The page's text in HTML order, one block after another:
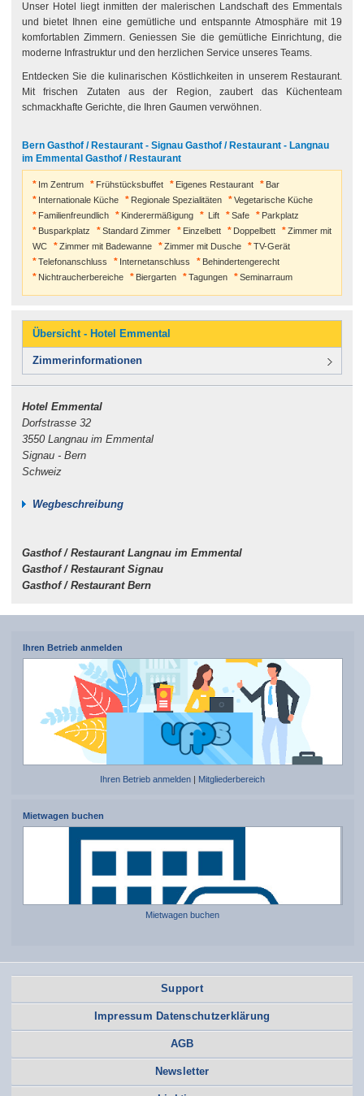
Unser Hotel liegt inmitten der malerischen Landschaft des Emmentals
und bietet Ihnen eine gemütliche und entspannte Atmosphäre mit 19
komfortablen Zimmern. Geniessen Sie die gemütliche Einrichtung, die
moderne Infrastruktur und den herzlichen Service unseres Teams.
Entdecken Sie die kulinarischen Köstlichkeiten in unserem Restaurant.
Mit frischen Zutaten aus der Region, zaubert das Küchenteam
schmackhafte Gerichte, die Ihren Gaumen verwöhnen.
Bern Gasthof / Restaurant - Signau Gasthof / Restaurant - Langnau
im Emmental Gasthof / Restaurant
Im Zentrum Frühstücksbuffet Eigenes Restaurant
Bar
Internationale Küche
Regionale Spezialitäten
Vegetarische Küche
Familienfreundlich
Kinderermäßigung Lift Safe
Parkplatz
Busparkplatz
Standard Zimmer Einzelbett Doppelbett
Zimmer mit
WC
Zimmer mit Badewanne Zimmer mit Dusche
TV-Gerät
Telefonanschluss
Internetanschluss
Behindertengerecht
Nichtraucherbereiche
Biergarten Tagungen Seminarraum
Übersicht - Hotel Emmental
Zimmerinformationen
Hotel Emmental
Dorfstrasse 32
3550 Langnau im Emmental
Signau - Bern
Schweiz
Wegbeschreibung
Gasthof / Restaurant Langnau im Emmental
Gasthof / Restaurant Signau
Gasthof / Restaurant Bern
Ihren Betrieb anmelden
Ihren Betrieb anmelden Mitgliederbereich
Mietwagen buchen
Mietwagen buchen
Support
Impressum Datenschutzerklärung
AGB
Newsletter